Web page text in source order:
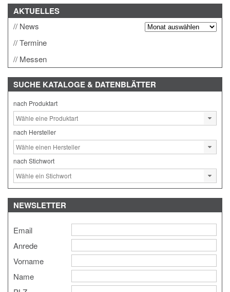
AKTUELLES
News
Termine
Messen
SUCHE KATALOGE & DATENBLÄTTER
nach Produktart
nach Hersteller
nach Stichwort
NEWSLETTER
Email
Anrede
Vorname
Name